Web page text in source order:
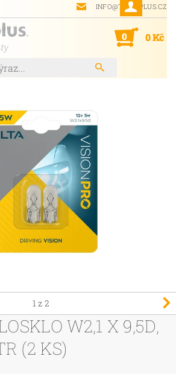
INFO@TORIOPLUS.CZ
0 0 Kč
1 z 2
W2,1 X 9,5D,
(2 KS)